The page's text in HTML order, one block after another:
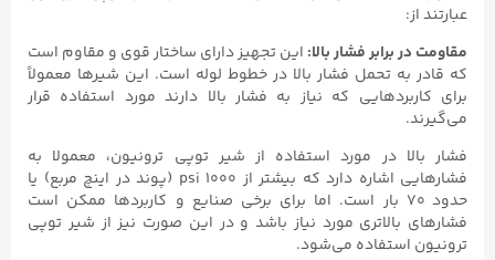
عبارتند از:
مقاومت در برابر فشار بالا: این تجهیز دارای ساختار قوی و مقاوم است
که قادر به تحمل فشار بالا در خطوط لوله است. این شیرها معمولاً
برای کاربردهایی که نیاز به فشار بالا دارند مورد استفاده قرار
می‌گیرند.
فشار بالا در مورد استفاده از شیر توپی ترونیون، معمولا به
فشارهایی اشاره دارد که بیشتر از ۱۰۰۰ psi (پوند در اینچ مربع) یا
حدود ۷۰ بار است. اما برای برخی صنایع و کاربردها ممکن است
فشارهای بالاتری مورد نیاز باشد و در این صورت نیز از شیر توپی
ترونیون استفاده می‌شود.